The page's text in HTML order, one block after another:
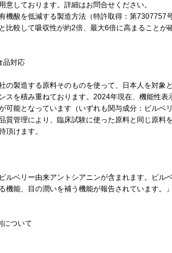
意しております。詳細はお問合せください。
機酸を低減する製造方法（特許取得：第7307757
比較して吸収性が約2倍、最大6倍に高まることが
品対応
の製造する原料そのものを使って、日本人を対象
スを積み重ねております。2024年現在、機能性
可能となっています（いずれも関与成分：ビルベ
質管理により、臨床試験に使った原料と同じ原
頂けます。
ビルベリー由来アントシアニンが含まれます。ビ
機能、目の潤いを補う機能が報告されています。」
について